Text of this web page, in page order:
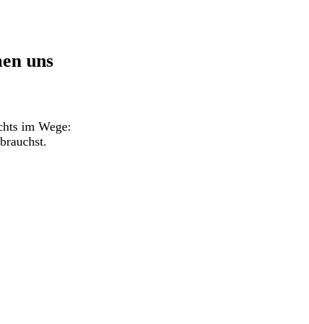
uns
im Wege: